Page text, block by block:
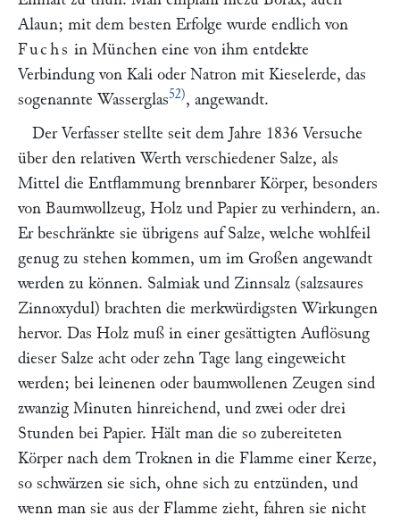
Alaun; mit dem besten Erfolge wurde endlich von
Fuchs in München eine von ihm entdekte
Verbindung von Kali oder Natron mit Kieselerde, das
sogenannte Wasserglas52), angewandt.
Der Verfasser stellte seit dem Jahre 1836 Versuche
über den relativen Werth verschiedener Salze, als
Mittel die Entflammung brennbarer Körper, besonders
von Baumwollzeug, Holz und Papier zu verhindern, an.
Er beschränkte sie übrigens auf Salze, welche wohlfeil
genug zu stehen kommen, um im Großen angewandt
werden zu können. Salmiak und Zinnsalz (salzsaures
Zinnoxydul) brachten die merkwürdigsten Wirkungen
hervor. Das Holz muß in einer gesättigten Auflösung
dieser Salze acht oder zehn Tage lang eingeweicht
werden; bei leinenen oder baumwollenen Zeugen sind
zwanzig Minuten hinreichend, und zwei oder drei
Stunden bei Papier. Hält man die so zubereiteten
Körper nach dem Troknen in die Flamme einer Kerze,
so schwärzen sie sich, ohne sich zu entzünden, und
wenn man sie aus der Flamme zieht, fahren sie nicht